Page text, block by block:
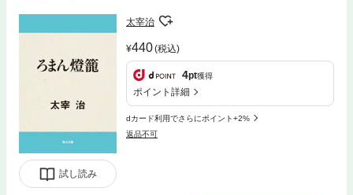
試し読み
太宰治
440(税込)
4pt獲得
ポイント詳細
dカード利用でさらにポイント+2%
返品不可